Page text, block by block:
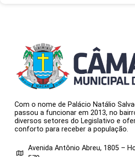
Com o nome de Palácio Natálio
passou a funcionar em 2013, no
diversos setores do Legislativo e
conforto para receber a população.
Avenida Antônio Abreu, 1805 –